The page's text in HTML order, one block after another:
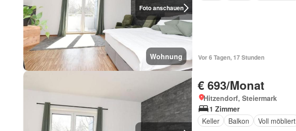
Foto anschauen
Wohnung Vor 6 Tagen, 17 Stunden
€ 693/Monat
Hitzendorf, Steiermark
1 Zimmer
Keller
Balkon Voll möbliert